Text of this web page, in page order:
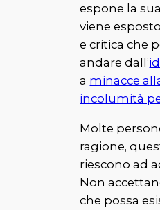
espone la
viene
e critica che
andare dall’
a minacce
incolumità
Molte
ragione,
riescono ad
Non
che possa